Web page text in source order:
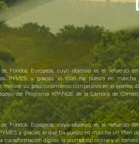
Fondos Europeos, cuyo objetivo es el refuerzo
PYMES, y gracias al cual ha puesto en
mejorar su posicionamiento competitivo en el exterior
del Programa XPANDE de la Cámara de
Fondos Europeos, cuyo objetivo es el refuerzo
y gracias al que ha puesto en marcha un Plan
transformación digital, la promoción online y el